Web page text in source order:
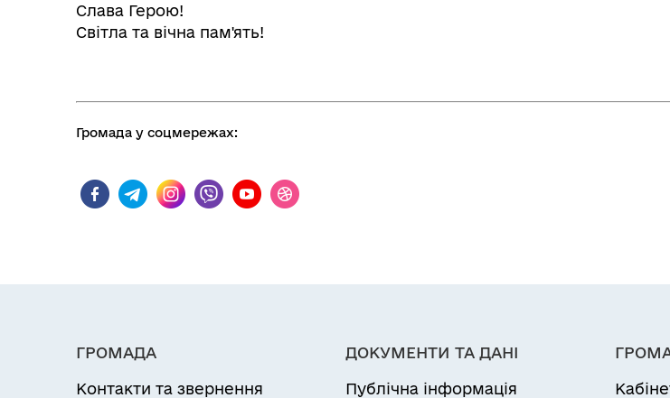
Слава Герою!
Світла та вічна пам'ять!
Громада у соцмережах:
ГРОМАДА
Контакти та звернення
ДОКУМЕНТИ ТА ДАНІ
Публічна інформація